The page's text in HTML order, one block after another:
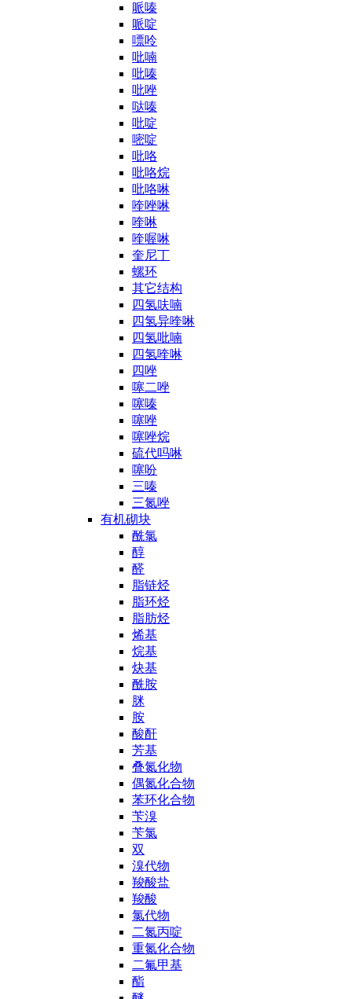
哌嗪
哌啶
嘌呤
吡喃
吡嗪
吡唑
哒嗪
吡啶
嘧啶
吡咯
吡咯烷
吡咯啉
喹唑啉
喹啉
喹喔啉
奎尼丁
螺环
其它结构
四氢呋喃
四氢异喹啉
四氢吡喃
四氢喹啉
四唑
噻二唑
噻嗪
噻唑
噻唑烷
硫代吗啉
噻吩
三嗪
三氮唑
有机砌块
酰氯
醇
醛
脂链烃
脂环烃
脂肪烃
烯基
烷基
炔基
酰胺
脒
胺
酸酐
芳基
叠氮化物
偶氮化合物
苯环化合物
苄溴
苄氯
双
溴代物
羧酸盐
羧酸
氯代物
二氮丙啶
重氮化合物
二氟甲基
酯